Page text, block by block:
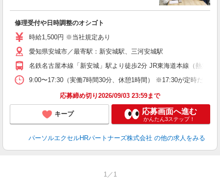
修理受付や日時調整のオシゴト
時給1,500円 ※当社規定あり
愛知県安城市／最寄駅：新安城駅、三河安城駅
名鉄名古屋本線「新安城」駅より徒歩2分 JR東海道本線（熱海
9:00〜17:30（実働7時間30分、休憩1時間） ※17:30が定時だっ
応募締め切り2026/09/03 23:59まで
キープ 応募画面へ進む
かんたん3ステップ！
パーソルエクセルHRパートナーズ株式会社 の他の求人をみる
1／1